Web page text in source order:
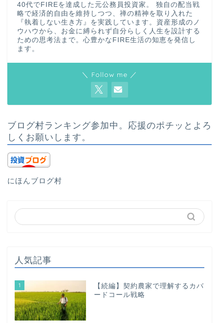
40代でFIREを達成した元公務員投資家。 独自の配当戦
略で経済的自由を維持しつつ、禅の精神を取り入れた
『執着しない生き方』を実践しています。資産形成のノ
ウハウから、お金に縛られず自分らしく人生を設計する
ための思考法まで。心豊かなFIRE生活の知恵を発信し
ます。
＼ Follow me ／
ブログ村ランキング参加中。応援のポチッとよろ
しくお願いします。
にほんブログ村
人気記事
1
【続編】契約農家で理解するカバ
ードコール戦略